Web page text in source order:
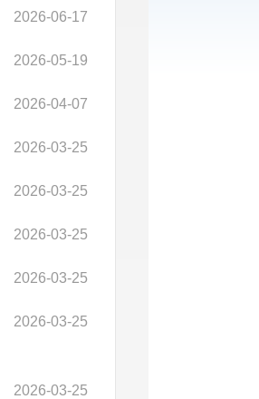
2026-06-17
2026-05-19
2026-04-07
2026-03-25
2026-03-25
2026-03-25
2026-03-25
2026-03-25
2026-03-25